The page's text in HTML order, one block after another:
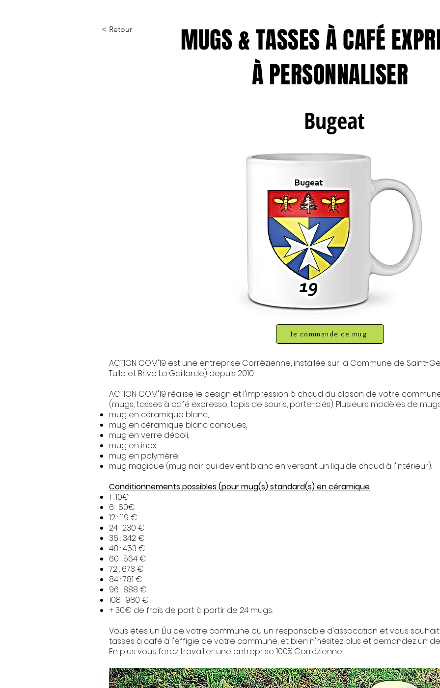
MUGS & TASSES À CAFÉ
À PERSONNALISER
< Retour
Bugeat
Je commande ce mug
ACTION COM'19 est une entreprise Corrèzienne, installée sur la Commune de Saint-
Tulle et Brive La Gaillarde) depuis 2010.
ACTION COM'19 réalise le design et l'impression à chaud du blason de votre
(mugs, tasses à café expresso, tapis de souris, porte-clés). Plusieurs modèles de
mug en céramique blanc,
mug en céramique blanc coniques,
mug en verre dépoli,
mug en inox,
mug en polymère,
mug magique (mug noir qui devient blanc en versant un liquide chaud à l'intérieur).​
Conditionnements possibles (pour mug(s) standard(s) en céramique:
1 : 10€
6 : 60€
12 : 119 €
24 : 230 €
36 : 342 €
48 : 453 €
60 : 564 €
72 : 673 €
84 : 781 €
96 : 888 €
108 : 980 €
+ 30€ de frais de port à partir de 24 mugs.
Vous êtes un Élu de votre commune ou un responsable d'assocation et vous
tasses à café à l'effigie de votre commune, et bien n'hésitez plus et demandez un
En plus vous ferez travailler une entreprise 100% Corrézienne